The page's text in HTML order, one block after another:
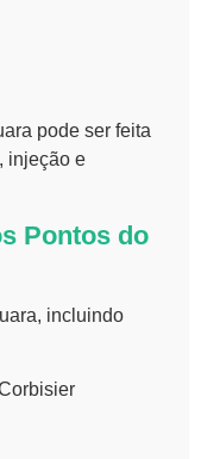
pode ser feita
injeção e
Pontos do
incluindo